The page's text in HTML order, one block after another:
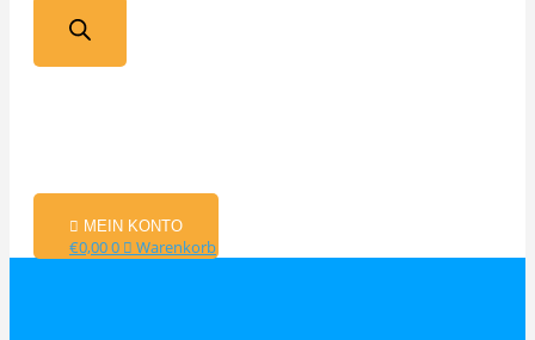
MEIN KONTO
€0,000 Warenkorb